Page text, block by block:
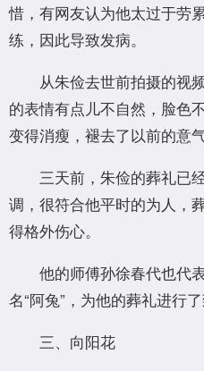
惜，有网友认为他太过于劳
练，因此导致发病。
从朱俭去世前拍摄的视
的表情有点儿不自然，脸色
变得消瘦，褪去了以前的意气
三天前，朱俭的葬礼已
调，很符合他平时的为人，
得格外伤心。
他的师傅孙徐春代也代
名“阿兔”，为他的葬礼进行
三、向阳花